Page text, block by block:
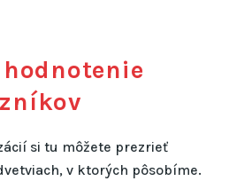
hodnotenie
si tu môžete prezrieť
v ktorých pôsobíme.